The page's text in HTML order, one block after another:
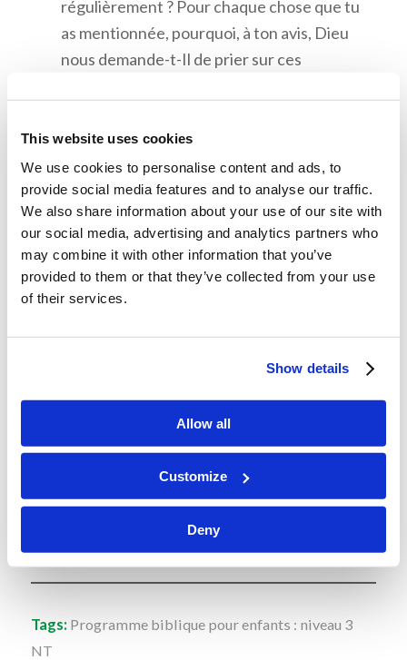
This website uses cookies
We use cookies to personalise content and ads, to
provide social media features and to analyse our traffic.
We also share information about your use of our site with
our social media, advertising and analytics partners who
may combine it with other information that you’ve
provided to them or that they’ve collected from your use
of their services.
Show details
Allow all
Customize
Deny
régulièrement ? Pour chaque chose que tu
as mentionnée, pourquoi, à ton avis, Dieu
nous demande-t-Il de prier sur ces
Comment as-tu construit une relation avec
eux ? Comment la prière nous aide-t-elle à
construire une relation avec Dieu ?
Qui Dieu veut-Il que nous aimions ?
“Mais quand tu pries, entre
dans ta chambre, ferme ta
porte, et prie ton Père qui est là dans le lieu
secret ; et ton Père, qui voit dans le secret, te le
rendra.”
Tags: Programme biblique pour enfants : niveau 3
NT